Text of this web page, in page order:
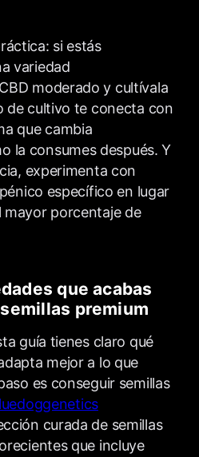
si estás
variedad
moderado y cultívala
de cultivo te conecta con
que cambia
la consumes después. Y
experimenta con
específico en lugar
mayor porcentaje de
que acabas
premium
guía tienes claro qué
mejor a lo que
es conseguir semillas
curada de semillas
que incluye